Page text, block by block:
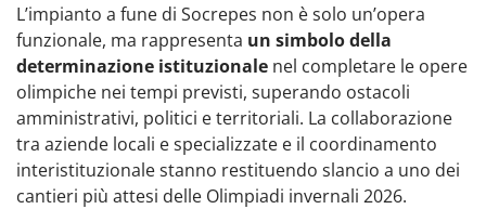
L’impianto a fune di Socrepes non è solo un’opera
funzionale, ma rappresenta un simbolo della
determinazione istituzionale nel completare le opere
olimpiche nei tempi previsti, superando ostacoli
amministrativi, politici e territoriali. La collaborazione
tra aziende locali e specializzate e il coordinamento
interistituzionale stanno restituendo slancio a uno dei
cantieri più attesi delle Olimpiadi invernali 2026.